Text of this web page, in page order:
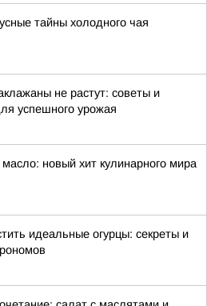
тайны холодного чая
не растут: советы и
успешного урожая
новый хит кулинарного мира
идеальные огурцы: секреты и